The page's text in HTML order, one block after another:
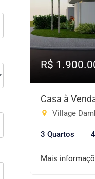
R$
Casa à
Village
3 Quartos
Mais